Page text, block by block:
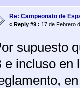
Re: Campeonato de
« Reply #9 : 17 de Febrero
supuesto
e incluso en